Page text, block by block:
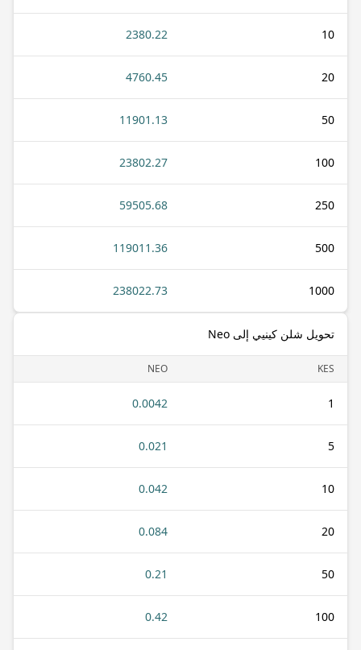
10
2380.22
20
4760.45
50
11901.13
100
23802.27
250
59505.68
500
119011.36
1000
238022.73
تحويل شلن كينيي إلى Neo
KES
NEO
1
0.0042
5
0.021
10
0.042
20
0.084
50
0.21
100
0.42